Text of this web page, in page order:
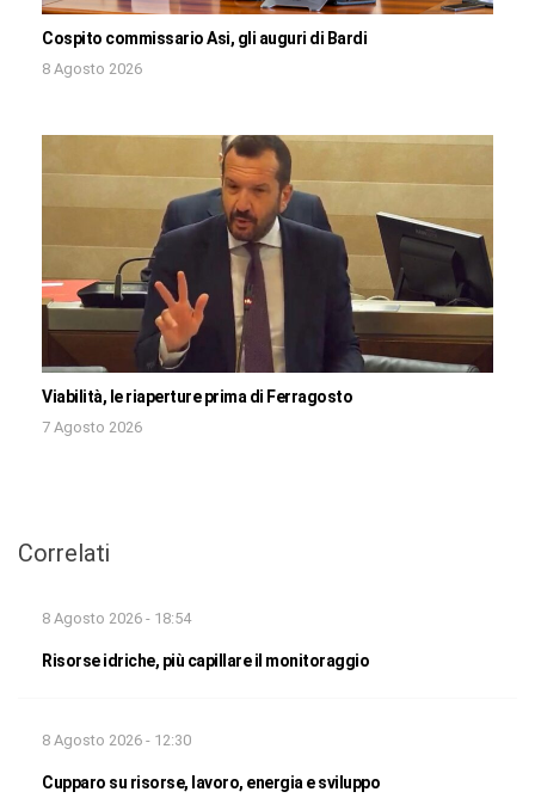
Cospito commissario Asi, gli auguri di Bardi
8 Agosto 2026
Viabilità, le riaperture prima di Ferragosto
7 Agosto 2026
Correlati
8 Agosto 2026 - 18:54
Risorse idriche, più capillare il monitoraggio
8 Agosto 2026 - 12:30
Cupparo su risorse, lavoro, energia e sviluppo